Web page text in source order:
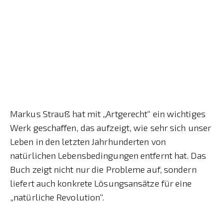
Markus Strauß hat mit „Artgerecht“ ein wichtiges
Werk geschaffen, das aufzeigt, wie sehr sich unser
Leben in den letzten Jahrhunderten von
natürlichen Lebensbedingungen entfernt hat. Das
Buch zeigt nicht nur die Probleme auf, sondern
liefert auch konkrete Lösungsansätze für eine
„natürliche Revolution“.